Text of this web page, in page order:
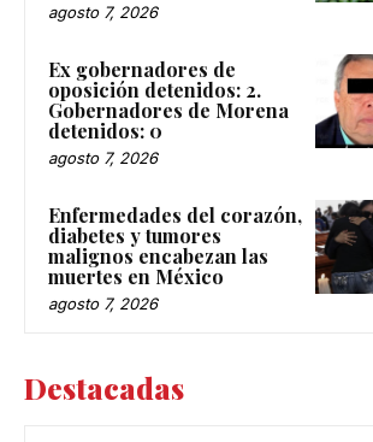
agosto 7, 2026
Ex gobernadores de
oposición detenidos: 2.
Gobernadores de Morena
detenidos: 0
agosto 7, 2026
Enfermedades del corazón,
diabetes y tumores
malignos encabezan las
muertes en México
agosto 7, 2026
Destacadas